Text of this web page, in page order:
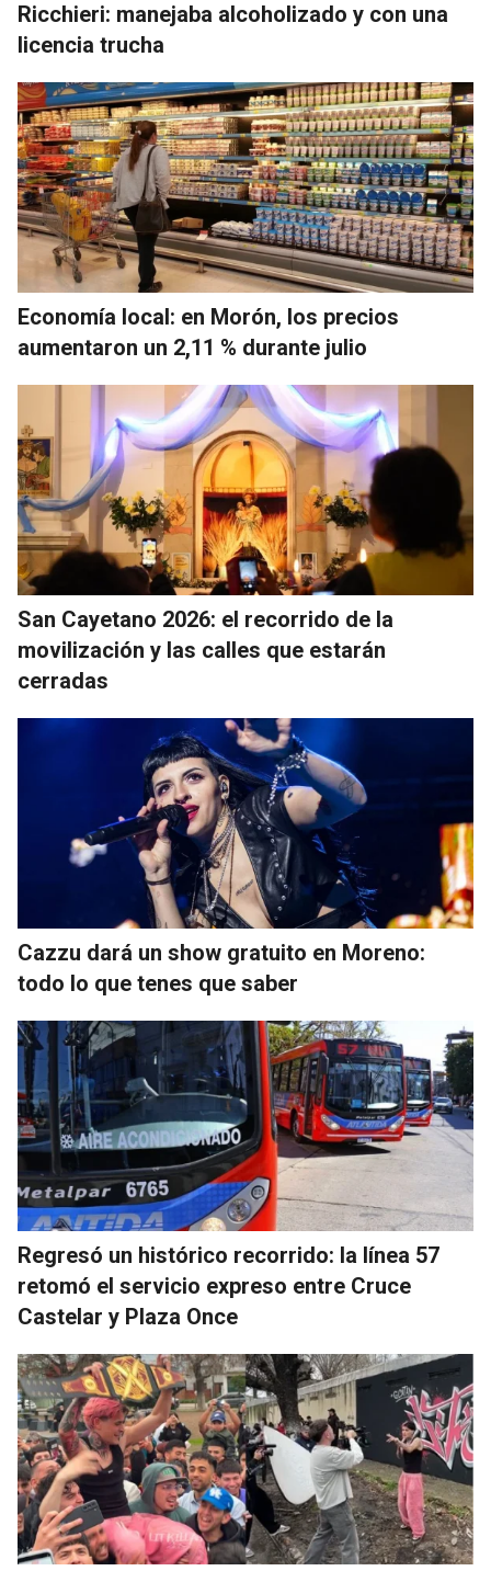
Ricchieri: manejaba alcoholizado y con una
licencia trucha
Economía local: en Morón, los precios
aumentaron un 2,11 % durante julio
San Cayetano 2026: el recorrido de la
movilización y las calles que estarán
cerradas
Cazzu dará un show gratuito en Moreno:
todo lo que tenes que saber
Regresó un histórico recorrido: la línea 57
retomó el servicio expreso entre Cruce
Castelar y Plaza Once